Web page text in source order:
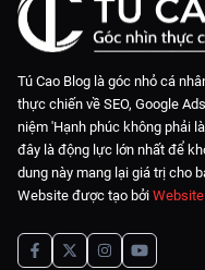
Tú Cao Blog là góc nhỏ cá
thực chiến về SEO, Google
niệm 'Hạnh phúc không phải
đây là động lực lớn nhất để
dung này mang lại giá trị cho
Website được tạo bởi Website